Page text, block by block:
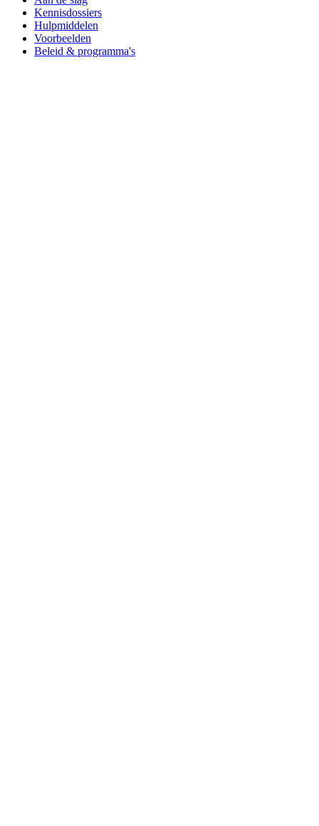
Kennisdossiers
Hulpmiddelen
Voorbeelden
Beleid & programma's